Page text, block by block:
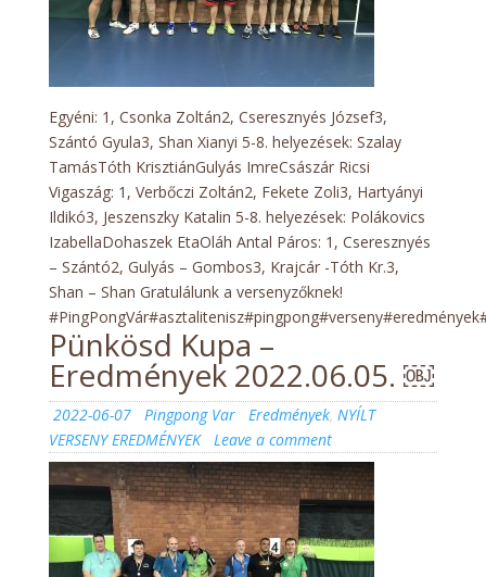
Egyéni: 1, Csonka Zoltán2, Cseresznyés József3,
Szántó Gyula3, Shan Xianyi 5-8. helyezések: Szalay
TamásTóth KrisztiánGulyás ImreCsászár Ricsi
Vigaszág: 1, Verbőczi Zoltán2, Fekete Zoli3, Hartyányi
Ildikó3, Jeszenszky Katalin 5-8. helyezések: Polákovics
IzabellaDohaszek EtaOláh Antal Páros: 1, Cseresznyés
– Szántó2, Gulyás – Gombos3, Krajcár -Tóth Kr.3,
Shan – Shan Gratulálunk a versenyzőknek!
Pünkösd Kupa –
Eredmények 2022.06.05. ￼
Posted
on
2022-06-07 Author
Pingpong Var Categories
Eredmények, NYÍLT
VERSENY EREDMÉNYEK
Leave a commenton
Pünkösd
Kupa
–
Eredmények
2022.06.05.